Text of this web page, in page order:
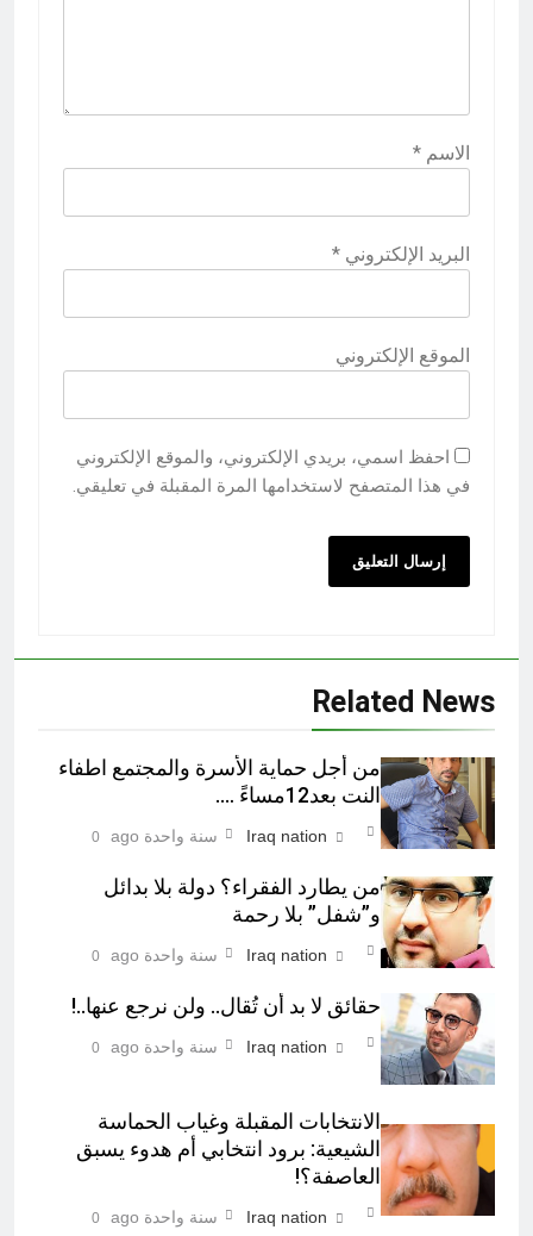
الاسم *
البريد الإلكتروني *
الموقع الإلكتروني
احفظ اسمي، بريدي الإلكتروني، والموقع الإلكتروني
في هذا المتصفح لاستخدامها المرة المقبلة في تعليقي.
Related News
من أجل حماية الأسرة والمجتمع اطفاء
النت بعد12مساءً ….
Iraq nation سنة واحدة ago 0
من يطارد الفقراء؟ دولة بلا بدائل
و”شفل” بلا رحمة
Iraq nation سنة واحدة ago 0
حقائق لا بد أن تُقال.. ولن نرجع عنها..!
Iraq nation سنة واحدة ago 0
الانتخابات المقبلة وغياب الحماسة
الشيعية: برود انتخابي أم هدوء يسبق
العاصفة؟!
Iraq nation سنة واحدة ago 0